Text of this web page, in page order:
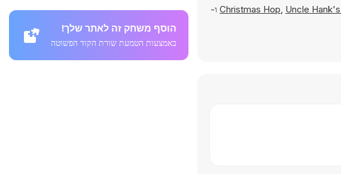
Christmas Hop, Uncle
ו-
הוסף משחק זה לאתר שלך!
באמצעות הטמעת שורת הקוד הפשוטה